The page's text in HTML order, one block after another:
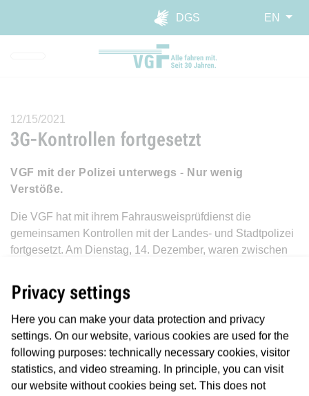
Skip to main navigation
Skip to main content
Report website barrier
DGS
EN
12/15/2021
3G-Kontrollen fortgesetzt
VGF mit der Polizei unterwegs - Nur wenig
Verstöße.
Die VGF hat mit ihrem Fahrausweisprüfdienst die
gemeinsamen Kontrollen mit der Landes- und Stadtpolizei
fortgesetzt. Am Dienstag, 14. Dezember, waren zwischen
Teams" in den Bahnen unterwegs.
Fahrausweisprüfer-Teams mit Landespolizei und
Stadtpolizei.
Ergebnisse
Privacy settings
Here you can make your data protection and privacy
settings. On our website, various cookies are used for the
following purposes: technically necessary cookies, visitor
statistics, and video streaming. In principle, you can visit
our website without cookies being set. This does not